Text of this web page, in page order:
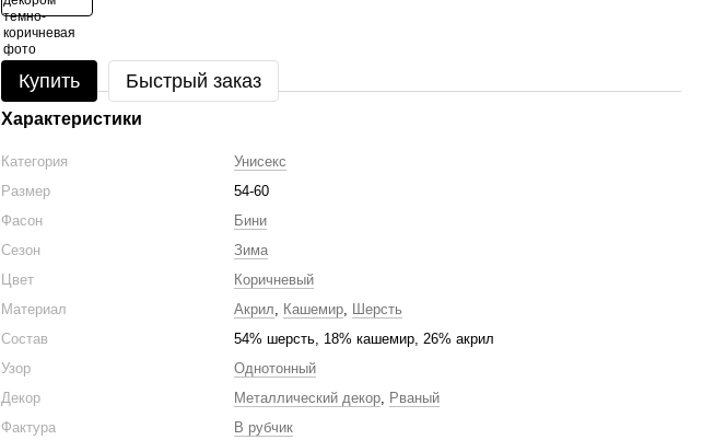
Купить Быстрый заказ
Характеристики
Категория
Унисекс
Размер
54-60
Фасон
Бини
Сезон
Зима
Цвет
Коричневый
Материал
Акрил, Кашемир, Шерсть
Состав
54% шерсть, 18% кашемир, 26% акрил
Узор
Однотонный
Декор
Металлический декор, Рваный
Фактура
В рубчик